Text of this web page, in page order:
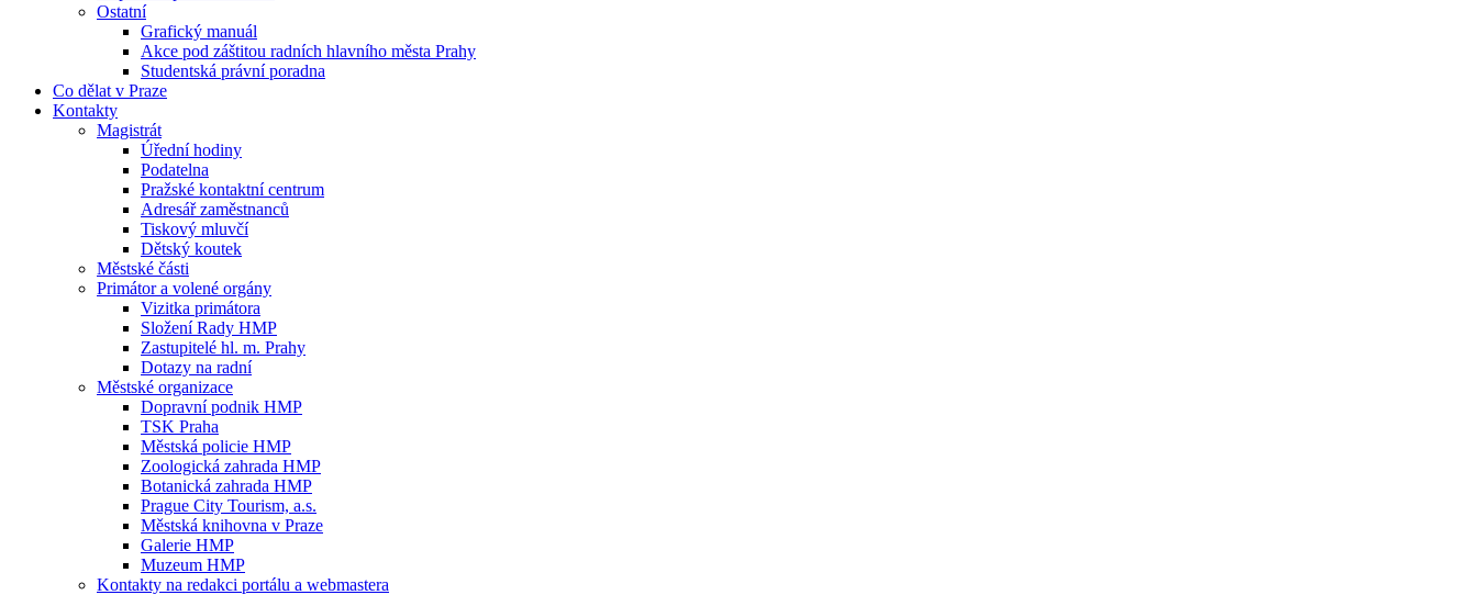
Ostatní
Grafický manuál
Akce pod záštitou radních hlavního města Prahy
Studentská právní poradna
Co dělat v Praze
Kontakty
Magistrát
Úřední hodiny
Podatelna
Pražské kontaktní centrum
Adresář zaměstnanců
Tiskový mluvčí
Dětský koutek
Městské části
Primátor a volené orgány
Vizitka primátora
Složení Rady HMP
Zastupitelé hl. m. Prahy
Dotazy na radní
Městské organizace
Dopravní podnik HMP
TSK Praha
Městská policie HMP
Zoologická zahrada HMP
Botanická zahrada HMP
Prague City Tourism, a.s.
Městská knihovna v Praze
Galerie HMP
Muzeum HMP
Kontakty na redakci portálu a webmastera